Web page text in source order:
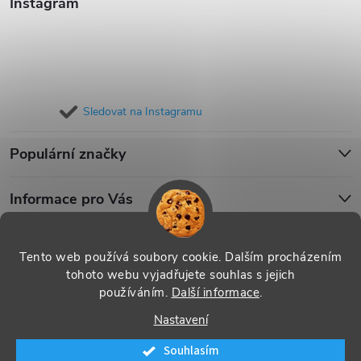
Tento web používá soubory cookie. Dalším procházením
tohoto webu vyjadřujete souhlas s jejich
používáním. Další informace.
Nastavení
Souhlasím
Sledovat na Instagramu
Populární značky
Informace pro Vás
Vytvořil Shoptet
Copyright 2026 . Všechna práva vyhrazena.
nastavení cookies